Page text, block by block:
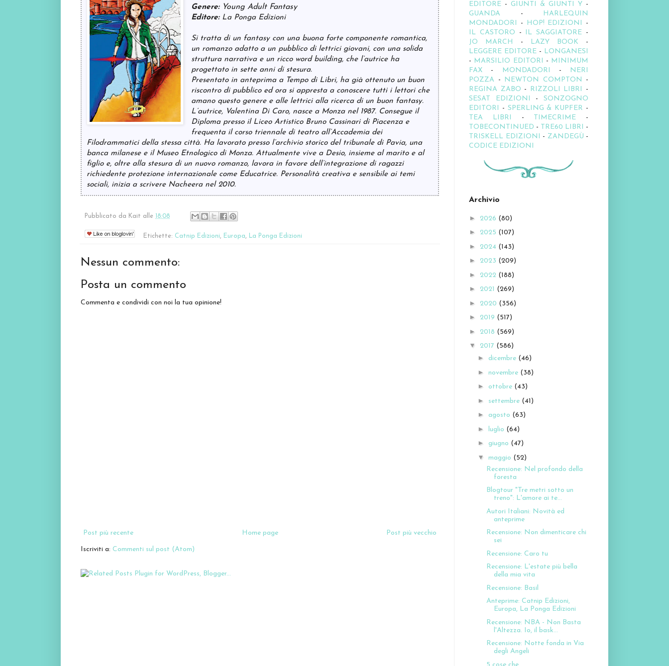
Genere: Young Adult Fantasy
Editore: La Ponga Edizioni
Si tratta di un fantasy con una buona forte componente romantica,
un romanzo adatto a un pubblico di lettrici giovani, con una solida
struttura narrativa e un ricco word building, che l’autrice ha
progettato in sette anni di stesura.
Presentato in anteprima a Tempo di Libri, ha già ottenuto un buon
riscontro di pubblico ed ora si appresta a conoscere tutti i lettori che
amano questo genere e alle lettrici alla ricerca di un buon fantasy.
L’autrice, Valentina Di Caro, nasce a Monza nel 1987. Consegue il
Diploma presso il Liceo Artistico Bruno Cassinari di Piacenza e
frequenta il corso triennale di teatro all’Accademia dei
Filodrammatici della stessa città. Ha lavorato presso l’archivio storico del tribunale di Pavia, una
banca milanese e il Museo Etnologico di Monza. Attualmente vive a Desio, insieme al marito e al
figlio e, oltre alla stesura di un nuovo romanzo, lavora in favore dell’integrazione di ragazzi
richiedente protezione internazionale come Educatrice. Personalità creativa e sensibile ai temi
sociali, inizia a scrivere Nacheera nel 2010.
Pubblicato da Kait alle 18:08
Etichette: Catnip Edizioni, Europa, La Ponga Edizioni
Nessun commento:
Posta un commento
Commenta e condividi con noi la tua opinione!
Post più recente Post più vecchio
Home page
Iscriviti a: Commenti sul post (Atom)
EDITORE - GIUNTI & GIUNTI Y -
GUANDA - HARLEQUIN
MONDADORI
- HOP! EDIZIONI
-
IL CASTORO - IL SAGGIATORE -
JO MARCH - LAZY BOOK -
LEGGERE EDITORE - LONGANESI
- MARSILIO EDITORI - MINIMUM
FAX - MONDADORI - NERI
POZZA - NEWTON COMPTON -
REGINA ZABO - RIZZOLI LIBRI
-
SESAT EDIZIONI
-SONZOGNO
EDITORI - SPERLING & KUPFER -
TEA LIBRI
- TIMECRIME -
TOBECONTINUED - TRE60 LIBRI -
TRISKELL EDIZIONI - ZANDEGÙ -
CODICE EDIZIONI
Archivio
► 2026 (80)
► 2025 (107)
► 2024 (143)
► 2023 (209)
► 2022 (188)
► 2021 (269)
► 2020 (356)
► 2019 (517)
► 2018 (569)
▼ 2017 (586)
► dicembre (46)
► novembre (38)
► ottobre (43)
► settembre (41)
► agosto (63)
► luglio (64)
► giugno (47)
▼ maggio (52)
Recensione: Nel profondo della
foresta
Blogtour "Tre metri sotto un
treno": L'amore ai te...
Autori Italiani: Novità ed
anteprime
Recensione: Non dimenticare chi
sei
Recensione: Caro tu
Recensione: L'estate più bella
della mia vita
Recensione: Basil
Anteprime: Catnip Edizioni,
Europa, La Ponga Edizioni
Recensione: NBA - Non Basta
l'Altezza. Io, il bask...
Recensione: Notte fonda in Via
degli Angeli